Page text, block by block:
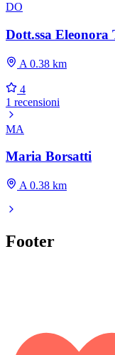
DO
Dott.ssa Eleonora
A 0.38 km
4
1 recensioni
MA
Maria Borsatti
A 0.38 km
Footer